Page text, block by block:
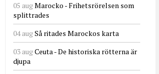
05 augMarocko - Frihetsrörelsen som
splittrades
04 augSå ritades Marockos karta
03 augCeuta - De historiska rötterna är
djupa